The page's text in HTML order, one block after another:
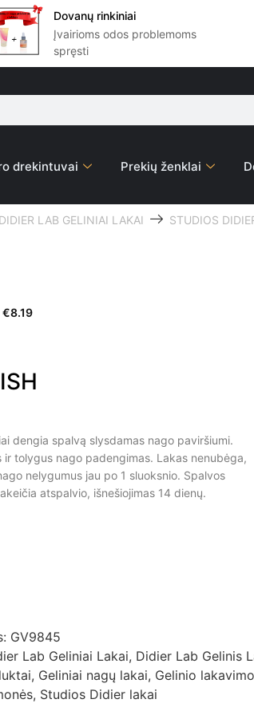
Dovanų rinkiniai
Įvairioms odos problemoms
spręsti
drekintuvai Prekių ženklai
DIDIER LAB GELINIAI LAKAI
STUDIOS
€8.19
dengia spalvą slysdamas nago paviršiumi.
ir tolygus nago padengimas. Lakas nenubėga,
nelygumus jau po 1 sluoksnio. Spalvos
atspalvio, išnešiojimas 14 dienų.
GV9845
Lab Geliniai Lakai, Didier Lab Gelinis
, Geliniai nagų lakai, Gelinio
, Studios Didier lakai